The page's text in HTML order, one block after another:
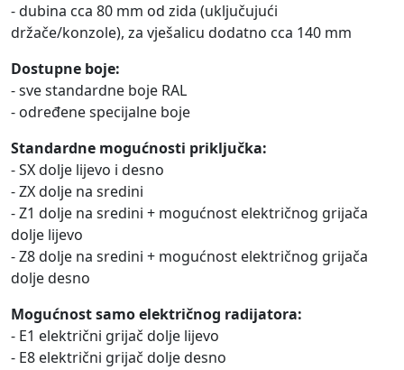
- dubina cca 80 mm od zida (uključujući
držače/konzole), za vješalicu dodatno cca 140 mm
Dostupne boje:
- sve standardne boje RAL
- određene specijalne boje
Standardne mogućnosti priključka:
- SX dolje lijevo i desno
- ZX dolje na sredini
- Z1 dolje na sredini + mogućnost električnog grijača
dolje lijevo
- Z8 dolje na sredini + mogućnost električnog grijača
dolje desno
Mogućnost samo električnog radijatora:
- E1 električni grijač dolje lijevo
- E8 električni grijač dolje desno